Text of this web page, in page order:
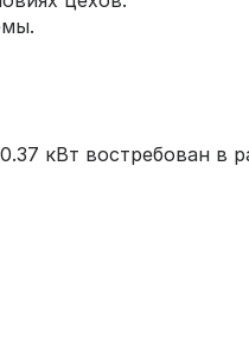
кВт востребован в